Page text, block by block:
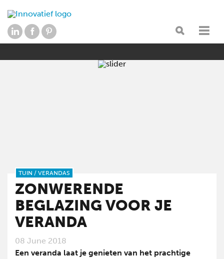
TUIN / VERANDAS
ZONWERENDE
BEGLAZING VOOR JE
VERANDA
08 June 2018
Een veranda laat je genieten van het prachtige